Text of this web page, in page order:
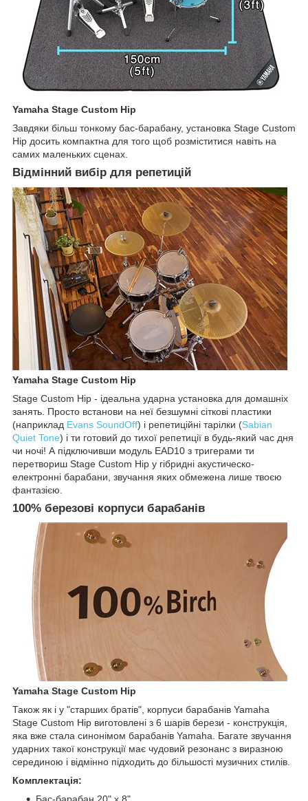
Yamaha Stage Custom Hip
Завдяки більш тонкому бас-барабану, установка Stage Custom
Hip досить компактна для того щоб розміститися навіть на
самих маленьких сценах.
Відмінний вибір для репетицій
Yamaha Stage Custom Hip
Stage Custom Hip - ідеальна ударна установка для домашніх
занять. Просто встанови на неї безшумні сіткові пластики
(наприклад Evans SoundOff) і репетиційні тарілки (Sabian
Quiet Tone) і ти готовий до тихої репетиції в будь-який час дня
чи ночі! А підключивши модуль EAD10 з тригерами ти
перетвориш Stage Custom Hip у гібридні акустическо-
електронні барабани, звучання яких обмежена лише твоєю
фантазією.
100% березові корпуси барабанів
Yamaha Stage Custom Hip
Також як і у "старших братів", корпуси барабанів Yamaha
Stage Custom Hip виготовлені з 6 шарів берези - конструкція,
яка вже стала синонімом барабанів Yamaha. Багате звучання
ударних такої конструкції має чудовий резонанс з виразною
серединою і відмінно підходить до більшості музичних стилів.
Комплектація: